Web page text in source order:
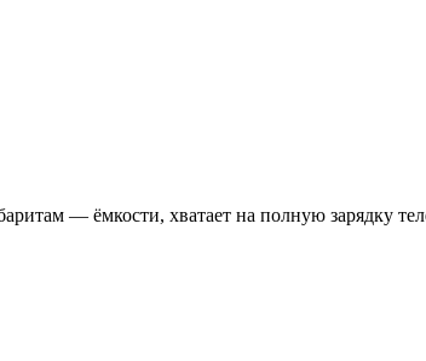
— ёмкости, хватает на полную зарядку